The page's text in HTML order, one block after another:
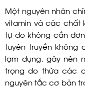
Một nguyên nhân
vitamin và các chất
tự do không cần
tuyên truyền không
lạm dụng, gây nên
trọng do thừa các
nguyên tắc cơ bản